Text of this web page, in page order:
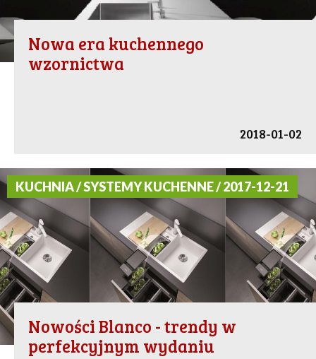
Nowa era kuchennego
wzornictwa
2018-01-02
KUCHNIA / SYSTEMY KUCHENNE / 2017-12-21
Nowości Blanco - trendy w
perfekcyjnym wydaniu